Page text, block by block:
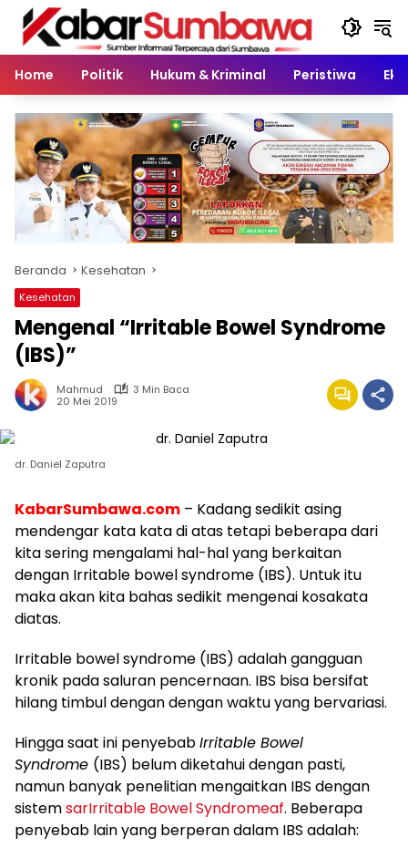
Langsung
konten
Home
Politik Hukum & Kriminal Peristiwa
Beranda Kesehatan
Kesehatan
Mengenal “Irritable Bowel Syndrome
(IBS)”
Mahmud
3 Min Baca
20 Mei 2019
dr. Daniel Zaputra
KabarSumbawa.com – Kadang sedikit asing
mendengar kata kata di atas tetapi beberapa dari
kita sering mengalami hal-hal yang berkaitan
dengan Irritable bowel syndrome (IBS). Untuk itu
maka akan kita bahas sedikit mengenai kosakata
diatas.
Irritable bowel syndrome (IBS) adalah gangguan
kronik pada saluran pencernaan. IBS bisa bersifat
hilang timbul dengan dengan waktu yang bervariasi.
Hingga saat ini penyebabIrritable Bowel
Syndrome (IBS) belum diketahui dengan pasti,
namun banyak penelitian mengaitkan IBS dengan
sistemsarIrritable Bowel Syndromeaf. Beberapa
penyebab lain yang berperan dalam IBS adalah: